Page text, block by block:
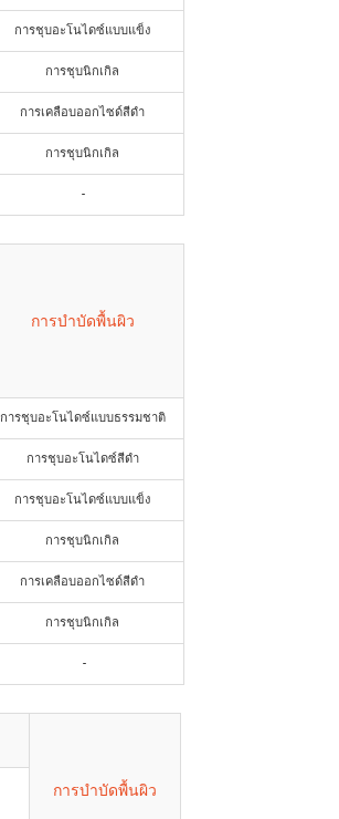
การชุบอะโนไดซ์แบบแข็ง
การชุบนิกเกิล
การเคลือบออกไซด์สีดำ
การชุบนิกเกิล
-
การบำบัดพื้นผิว
การชุบอะโนไดซ์แบบธรรมชาติ
การชุบอะโนไดซ์สีดำ
การชุบอะโนไดซ์แบบแข็ง
การชุบนิกเกิล
การเคลือบออกไซด์สีดำ
การชุบนิกเกิล
-
การบำบัดพื้นผิว